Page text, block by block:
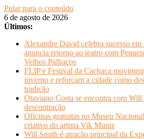
Pular para o conteúdo
6 de agosto de 2026
Últimos:
Alexandre David celebra sucesso
anuncia retorno ao teatro com
Velhos Palhaços
FLIP e Festival da Cachaça
inverno e reforçam a cidade como
tradição
Otaviano Costa se encontra com
descontração
Oficinas gratuitas no Museu
criativo do artista Vik Muniz
Will Smith é atração principal da